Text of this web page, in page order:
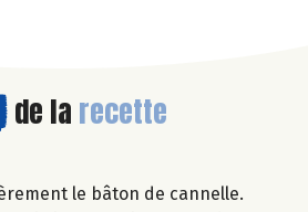
de la recette
le bâton de cannelle.